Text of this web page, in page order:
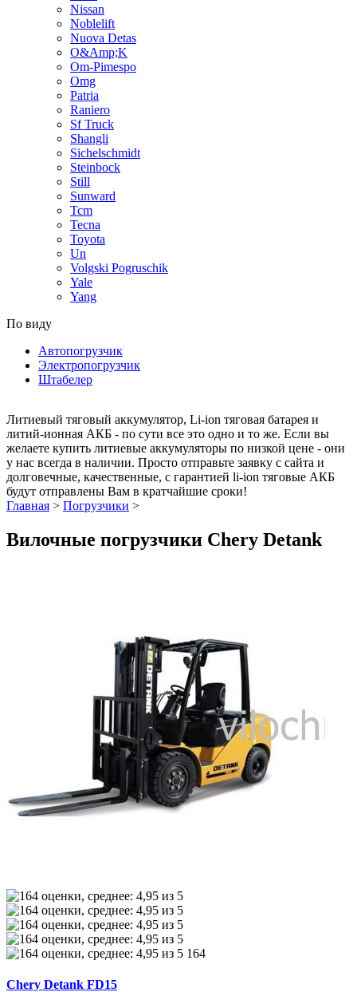
Nissan
Noblelift
Nuova Detas
O&Amp;K
Om-Pimespo
Omg
Patria
Raniero
Sf Truck
Shangli
Sichelschmidt
Steinbock
Still
Sunward
Tcm
Tecna
Toyota
Un
Volgski Pogruschik
Yale
Yang
По виду
Автопогрузчик
Электропогрузчик
Штабелер
Литиевый тяговый аккумулятор, Li-ion тяговая батарея и
литий-ионная АКБ - по сути все это одно и то же. Если вы
желаете купить литиевые аккумуляторы по низкой цене - они
у нас всегда в наличии. Просто отправьте заявку с сайта и
долговечные, качественные, с гарантией li-ion тяговые АКБ
будут отправлены Вам в кратчайшие сроки!
Главная > Погрузчики >
Вилочные погрузчики Chery Detank
164
Chery Detank FD15